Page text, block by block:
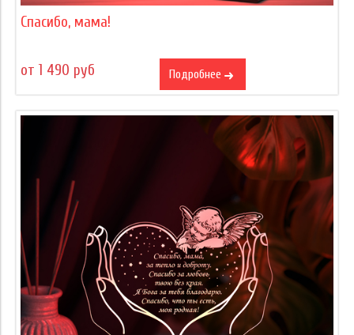
Спасибо, мама!
от 1 490 руб Подробнее